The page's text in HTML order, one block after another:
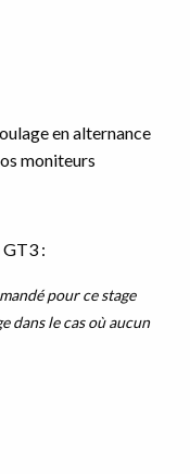
en alternance
moniteurs
:
pour ce stage
dans le cas où aucun